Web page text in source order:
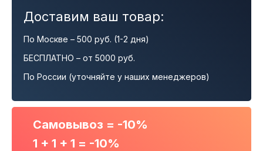
Доставим ваш товар:
По Москве – 500 руб. (1-2 дня)
БЕСПЛАТНО – от 5000 руб.
По России (уточняйте у наших менеджеров)
Самовывоз = -10%
1 + 1 + 1 = -10%